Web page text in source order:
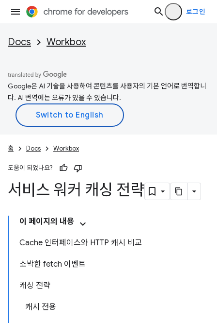
로그인
Docs Workbox
Google은 AI 기술을 사용하여 콘텐츠를 사용자의 기본 언어로 번역합니
다. AI 번역에는 오류가 있을 수 있습니다.
홈 Docs Workbox
도움이 되었나요?
서비스 워커 캐싱 전략
이 페이지의 내용
Cache 인터페이스와 HTTP 캐시 비교
소박한 fetch 이벤트
캐싱 전략
캐시 전용